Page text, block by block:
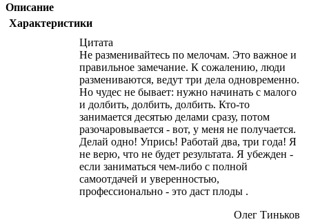
Описание
Характеристики
Цитата
Не разменивайтесь по мелочам. Это важное и
правильное замечание. К сожалению, люди
размениваются, ведут три дела одновременно.
Но чудес не бывает: нужно начинать с малого
и долбить, долбить, долбить. Кто-то
занимается десятью делами сразу, потом
разочаровывается - вот, у меня не получается.
Делай одно! Упрись! Работай два, три года! Я
не верю, что не будет результата. Я убежден -
если заниматься чем-либо с полной
самоотдачей и уверенностью,
профессионально - это даст плоды .
Олег Тиньков